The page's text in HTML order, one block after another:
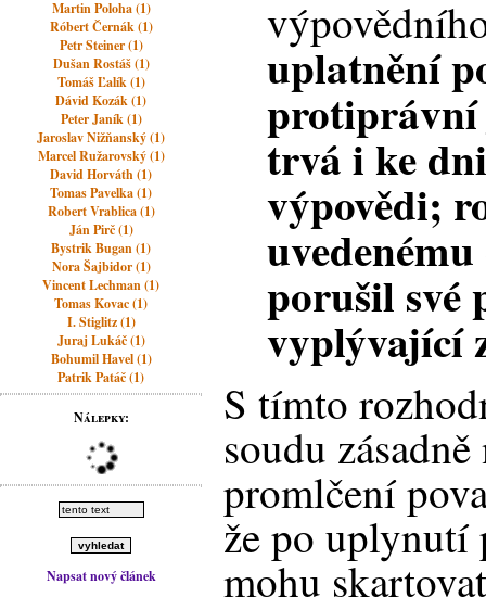
Martin Poloha (1)
Róbert Černák (1)
Petr Steiner (1)
Dušan Rostáš (1)
Tomáš Ľalík (1)
Dávid Kozák (1)
Peter Janík (1)
Jaroslav Nižňanský (1)
Marcel Ružarovský (1)
David Horváth (1)
Tomas Pavelka (1)
Robert Vrablica (1)
Ján Pirč (1)
Bystrik Bugan (1)
Nora Šajbidor (1)
Vincent Lechman (1)
Tomas Kovac (1)
I. Stiglitz (1)
Juraj Lukáč (1)
Bohumil Havel (1)
Patrik Patáč (1)
Nálepky:
Napsat nový článek
uplatnění
protiprávní
trvá i ke
výpovědi;
porušil své
vyplývající
S tímto
soudu
promlčení
že po uplynutí
mohu